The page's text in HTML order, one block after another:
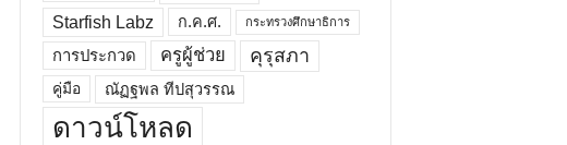
Starfish Labz
ก.ค.ศ. กระทรวงศึกษาธิการ
การประกวด ครูผู้ช่วย คุรุสภา
คู่มือ ณัฏฐพล ทีปสุวรรณ
ดาวน์โหลด